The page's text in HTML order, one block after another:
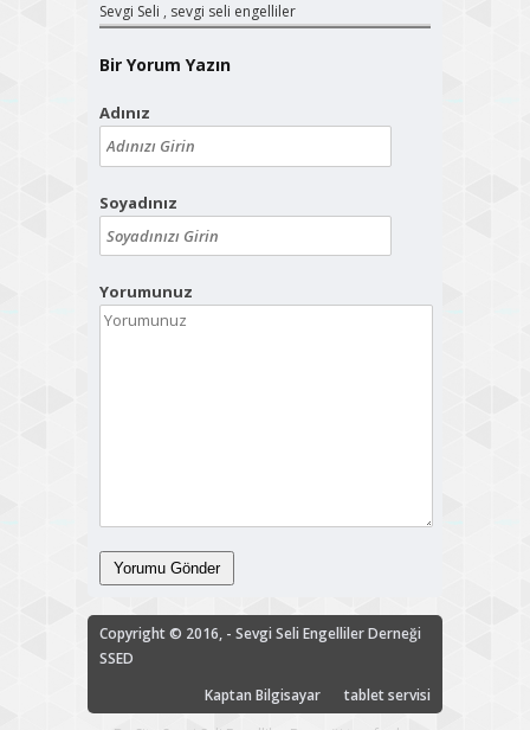
Sevgi Seli , sevgi seli engelliler
Bir Yorum Yazın
Adınız
Soyadınız
Yorumunuz
Copyright © 2016, - Sevgi Seli Engelliler Derneği
SSED
Kaptan Bilgisayar
tablet servisi